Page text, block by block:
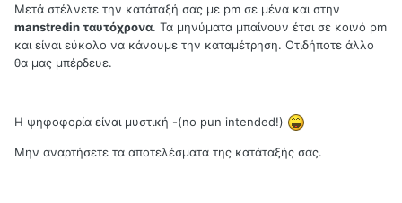
Μετά στέλνετε την κατάταξή σας με pm σε μένα και στην
manstredin ταυτόχρονα. Τα μηνύματα μπαίνουν έτσι σε κοινό pm
και είναι εύκολο να κάνουμε την καταμέτρηση. Οτιδήποτε άλλο
θα μας μπέρδευε.
Η ψηφοφορία είναι μυστική -(no pun intended!)
Μην αναρτήσετε τα αποτελέσματα της κατάταξής σας.